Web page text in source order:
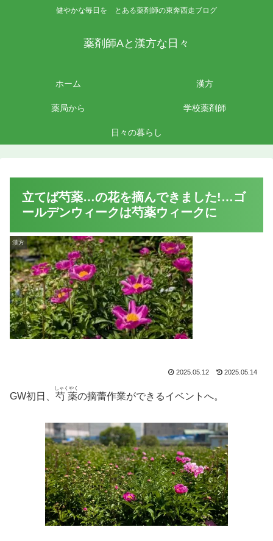
健やかな毎日を とある薬剤師の東奔西走ブログ
薬剤師Aと漢方な日々
ホーム 漢方
薬局から 学校薬剤師
日々の暮らし
立てば芍薬…の花を摘んできました!…ゴ
ールデンウィークは芍薬ウィークに
漢方
2025.05.12 2025.05.14
GW初日、 芍薬
しゃくやく
の摘蕾作業ができるイベントへ。